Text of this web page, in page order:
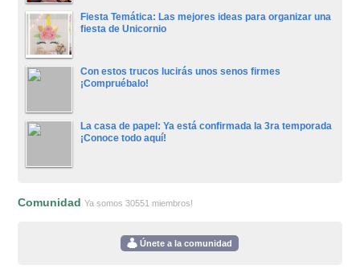
Fiesta Temática: Las mejores ideas para organizar una
fiesta de Unicornio
Con estos trucos lucirás unos senos firmes
¡Compruébalo!
La casa de papel: Ya está confirmada la 3ra temporada
¡Conoce todo aquí!
ComunidadYa somos 30551 miembros!
Únete a la comunidad